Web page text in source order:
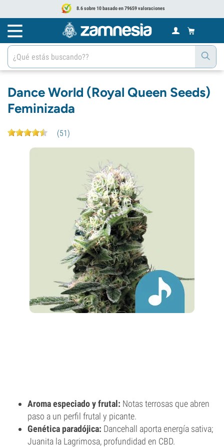
8.6 sobre 10 basado en 79659 valoraciones
Dance World (Royal Queen Seeds)
Feminizada
(51)
Aroma especiado y frutal: Notas terrosas que abren
paso a un perfil frutal y picante.
Genética paradójica: Dancehall aporta energía sativa;
Juanita la Lagrimosa, profundidad en CBD.